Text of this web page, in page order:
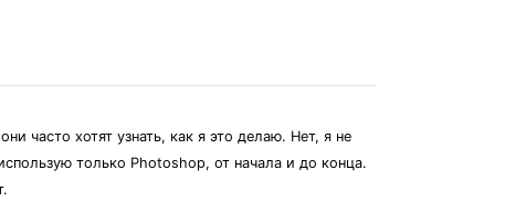
часто хотят узнать, как я это делаю. Нет, я не
только Photoshop, от начала и до конца.